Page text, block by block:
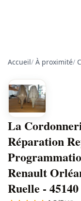
Accueil/ À proximité/
La
Réparation
Renault
Ruelle - 45140